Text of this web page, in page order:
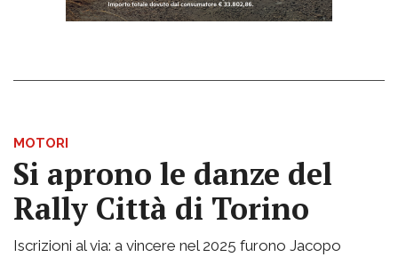
MOTORI
Si aprono le danze del
Rally Città di Torino
Iscrizioni al via: a vincere nel 2025 furono Jacopo